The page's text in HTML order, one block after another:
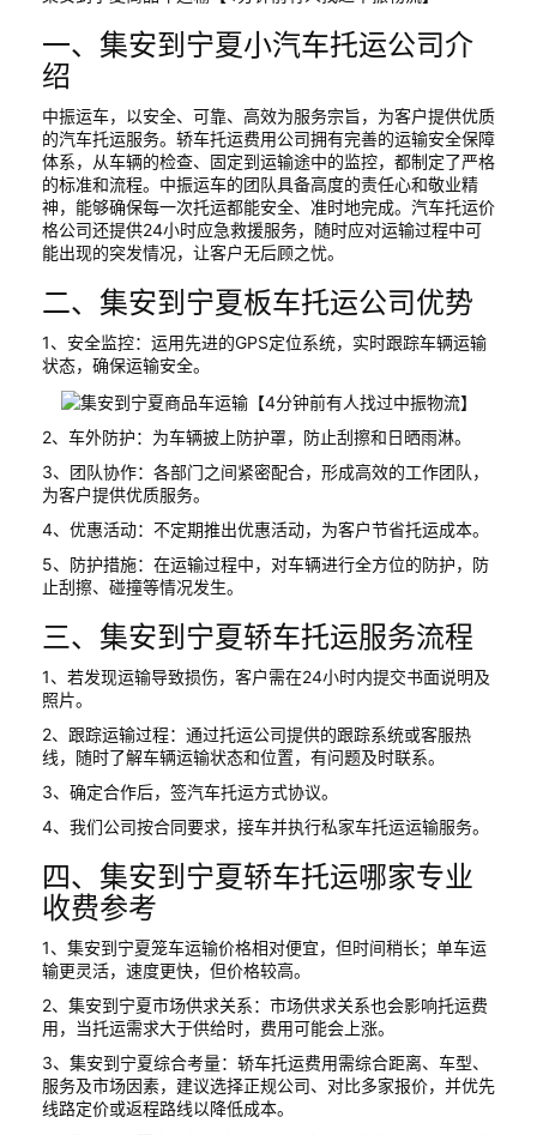
一、集安到宁夏小汽车托运公司介
绍
中振运车，以安全、可靠、高效为服务宗旨，为客户提供优质
的汽车托运服务。轿车托运费用公司拥有完善的运输安全保障
体系，从车辆的检查、固定到运输途中的监控，都制定了严格
的标准和流程。中振运车的团队具备高度的责任心和敬业精
神，能够确保每一次托运都能安全、准时地完成。汽车托运价
格公司还提供24小时应急救援服务，随时应对运输过程中可
能出现的突发情况，让客户无后顾之忧。
二、集安到宁夏板车托运公司优势
1、安全监控：运用先进的GPS定位系统，实时跟踪车辆运输
状态，确保运输安全。
2、车外防护：为车辆披上防护罩，防止刮擦和日晒雨淋。
3、团队协作：各部门之间紧密配合，形成高效的工作团队，
为客户提供优质服务。
4、优惠活动：不定期推出优惠活动，为客户节省托运成本。
5、防护措施：在运输过程中，对车辆进行全方位的防护，防
止刮擦、碰撞等情况发生。
三、集安到宁夏轿车托运服务流程
1、若发现运输导致损伤，客户需在24小时内提交书面说明及
照片。
2、跟踪运输过程：通过托运公司提供的跟踪系统或客服热
线，随时了解车辆运输状态和位置，有问题及时联系。
3、确定合作后，签汽车托运方式协议。
4、我们公司按合同要求，接车并执行私家车托运运输服务。
四、集安到宁夏轿车托运哪家专业
收费参考
1、集安到宁夏笼车运输价格相对便宜，但时间稍长；单车运
输更灵活，速度更快，但价格较高。
2、集安到宁夏市场供求关系：市场供求关系也会影响托运费
用，当托运需求大于供给时，费用可能会上涨。
3、集安到宁夏综合考量：轿车托运费用需综合距离、车型、
服务及市场因素，建议选择正规公司、对比多家报价，并优先
线路定价或返程路线以降低成本。